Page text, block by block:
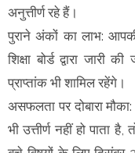
अनुत्तीर्ण रहे हैं।
पुराने अंकों का लाभ:
शिक्षा बोर्ड द्वारा जारी
प्राप्तांक भी शामिल रहेंगे।
असफलता पर दोबारा मौका:
भी उत्तीर्ण नहीं हो पाता